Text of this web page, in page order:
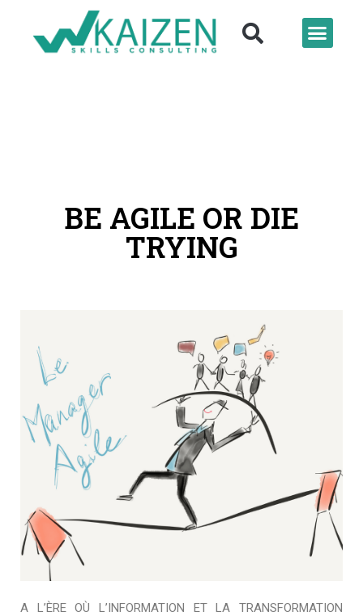
BE AGILE OR DIE
TRYING
A L’ÈRE OÙ L’INFORMATION ET LA TRANSFORMATION